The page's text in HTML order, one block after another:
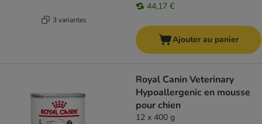
3 variantes
44,17 €
Ajouter au panier
Royal Canin Veterinary
Hypoallergenic en mousse
pour chien
12 x 400 g